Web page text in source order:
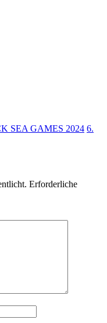
SEA GAMES 2024 6.
Erforderliche